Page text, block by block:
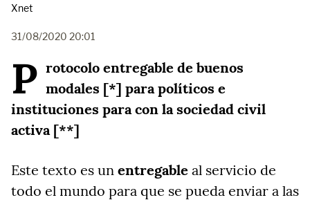
Xnet
31/08/2020 20:01
P rotocolo entregable de buenos
modales [*] para políticos e
instituciones para con la sociedad civil
activa [**]
Este texto es un entregable al servicio de
todo el mundo para que se pueda enviar a las